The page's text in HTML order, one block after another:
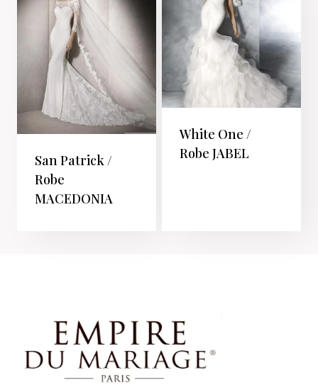
San Patrick /
Robe
MACEDONIA
White One /
Robe JABEL